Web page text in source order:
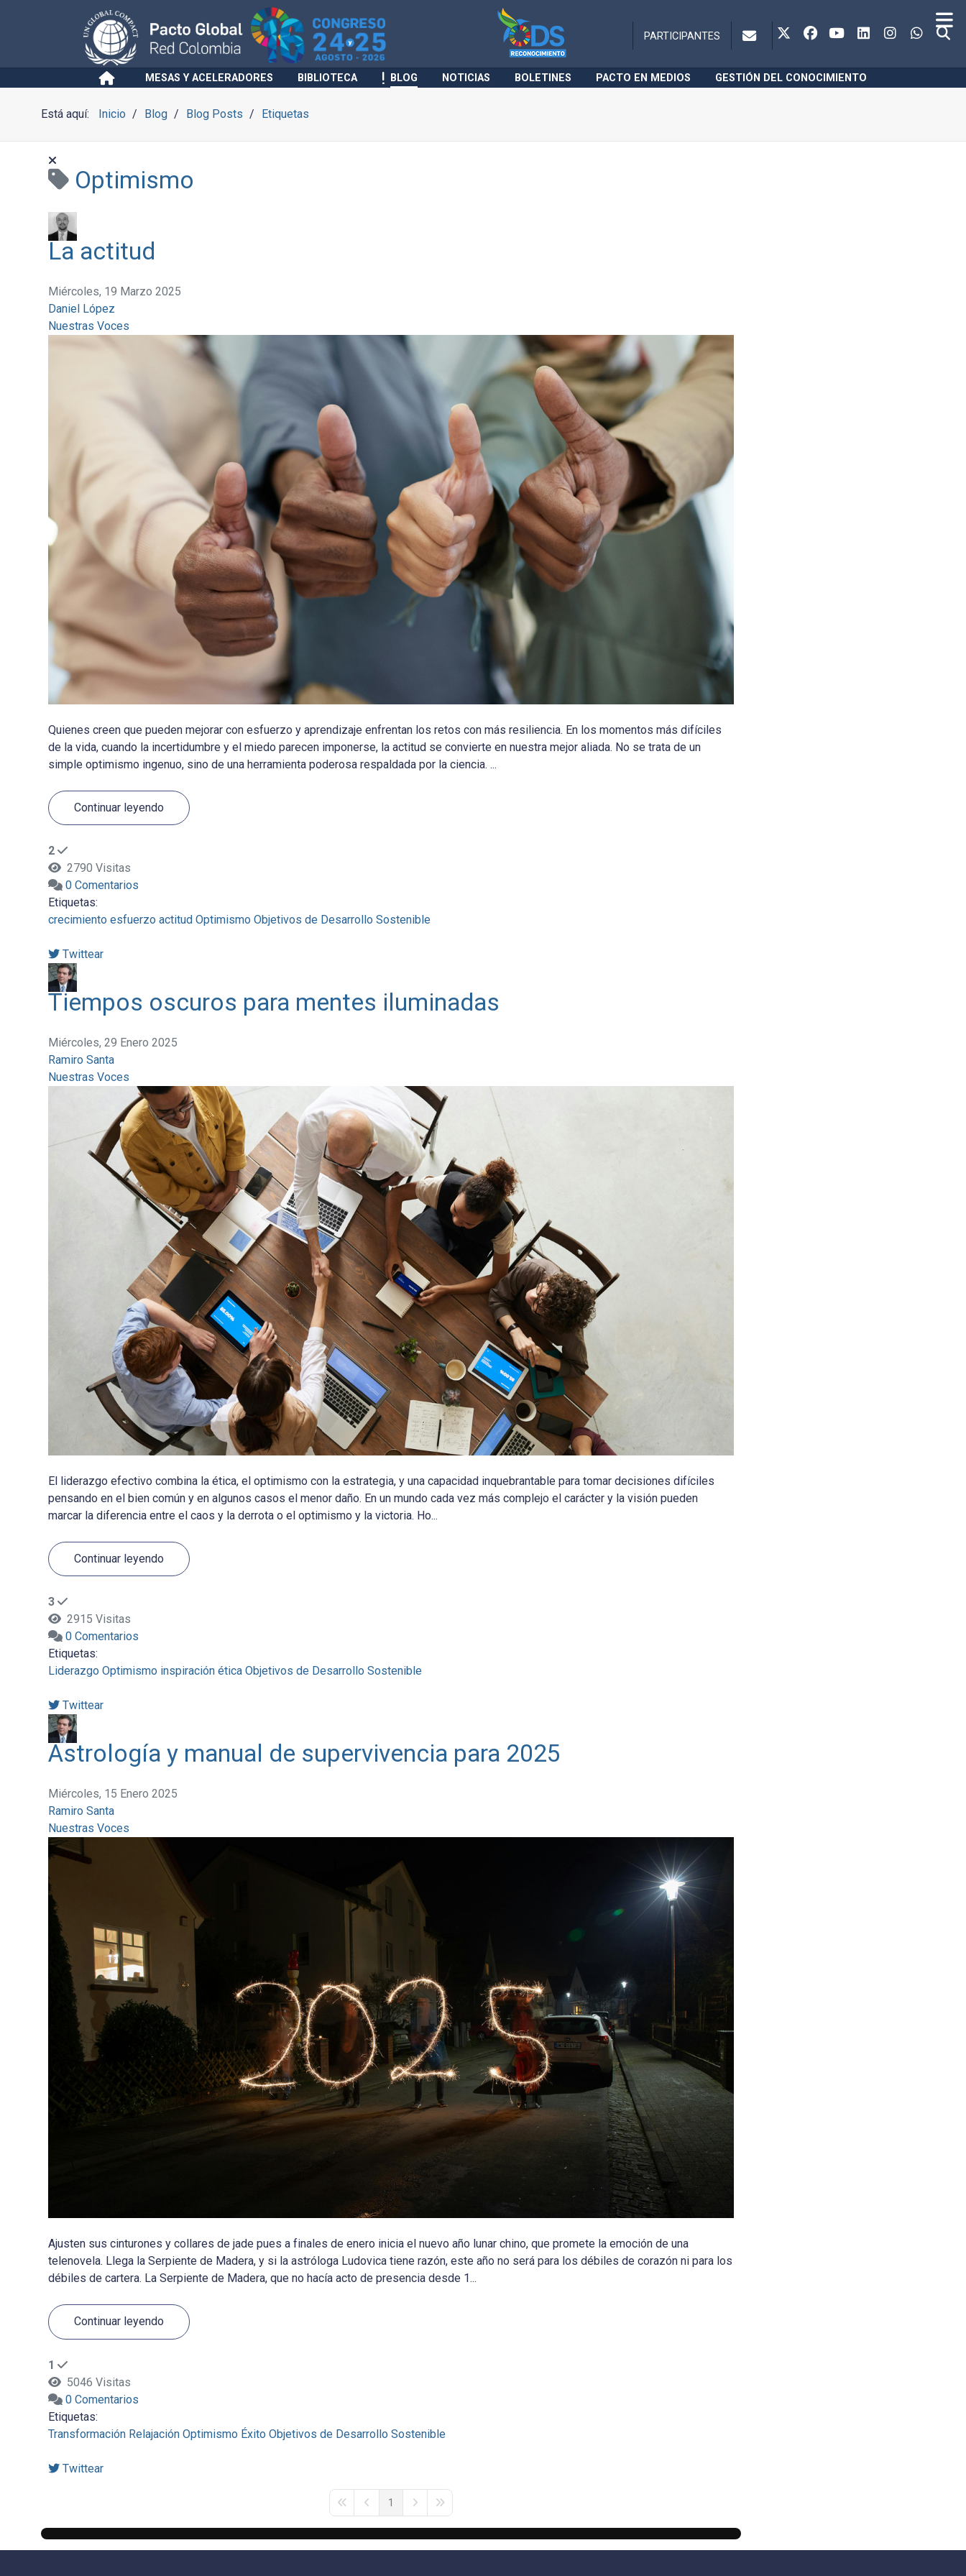
PARTICIPANTES
MESAS Y ACELERADORES BIBLIOTECA BLOG NOTICIAS BOLETINES PACTO EN MEDIOS GESTIÓN DEL CONOCIMIENTO
Está aquí: Inicio Blog Blog Posts Etiquetas
Optimismo
La actitud
Miércoles, 19 Marzo 2025
Daniel López
Nuestras Voces
Quienes creen que pueden mejorar con esfuerzo y aprendizaje enfrentan los retos con más resiliencia. En los momentos más difíciles
de la vida, cuando la incertidumbre y el miedo parecen imponerse, la actitud se convierte en nuestra mejor aliada. No se trata de un
simple optimismo ingenuo, sino de una herramienta poderosa respaldada por la ciencia. ...
Continuar leyendo
2
2790 Visitas
0 Comentarios
Etiquetas:
crecimiento esfuerzo actitud Optimismo Objetivos de Desarrollo Sostenible
Twittear
Tiempos oscuros para mentes iluminadas
Miércoles, 29 Enero 2025
Ramiro Santa
Nuestras Voces
El liderazgo efectivo combina la ética, el optimismo con la estrategia, y una capacidad inquebrantable para tomar decisiones difíciles
pensando en el bien común y en algunos casos el menor daño. En un mundo cada vez más complejo el carácter y la visión pueden
marcar la diferencia entre el caos y la derrota o el optimismo y la victoria. Ho...
Continuar leyendo
3
2915 Visitas
0 Comentarios
Etiquetas:
Liderazgo Optimismo inspiración ética Objetivos de Desarrollo Sostenible
Twittear
Astrología y manual de supervivencia para 2025
Miércoles, 15 Enero 2025
Ramiro Santa
Nuestras Voces
Ajusten sus cinturones y collares de jade pues a finales de enero inicia el nuevo año lunar chino, que promete la emoción de una
telenovela. Llega la Serpiente de Madera, y si la astróloga Ludovica tiene razón, este año no será para los débiles de corazón ni para los
débiles de cartera. La Serpiente de Madera, que no hacía acto de presencia desde 1...
Continuar leyendo
1
5046 Visitas
0 Comentarios
Etiquetas:
Transformación Relajación Optimismo Éxito Objetivos de Desarrollo Sostenible
Twittear
First PagePrevious Page
1
Next PageLast Page